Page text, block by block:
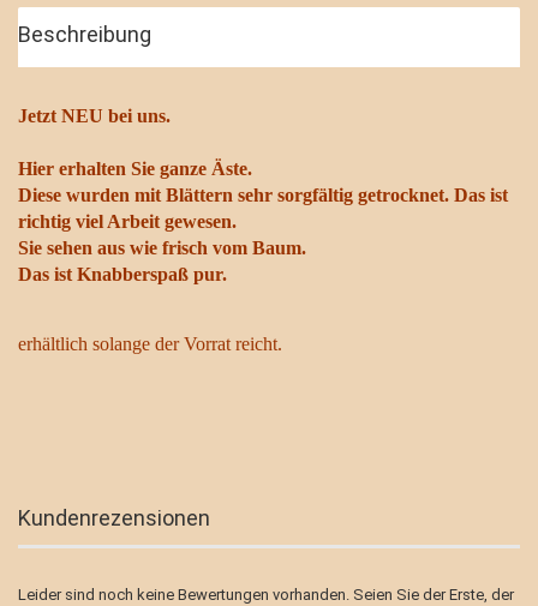
Beschreibung
Jetzt NEU bei uns.
Hier erhalten Sie ganze Äste.
Diese wurden mit Blättern sehr sorgfältig getrocknet. Das ist
richtig viel Arbeit gewesen.
Sie sehen aus wie frisch vom Baum.
Das ist Knabberspaß pur.
erhältlich solange der Vorrat reicht.
Kundenrezensionen
Leider sind noch keine Bewertungen vorhanden. Seien Sie der Erste, der